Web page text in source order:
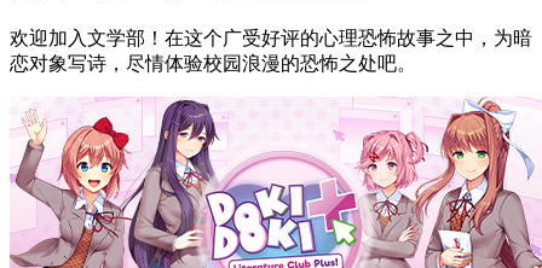
欢迎加入文学部！在这个广受好评的心理恐怖故事之中，为暗
恋对象写诗，尽情体验校园浪漫的恐怖之处吧。